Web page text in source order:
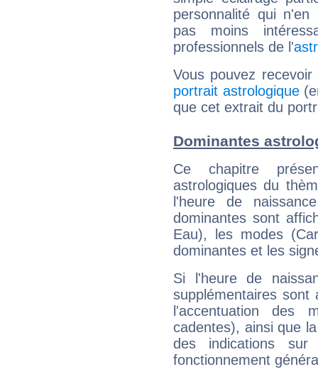
personnalité qui n'en
pas moins
professionnels de l'
Vous pouvez
portrait astrologique
que cet extrait du
Dominantes
Ce chapitre
astrologiques du
l'heure de
dominantes sont
Eau), les modes
dominantes et les
Si l'heure de
supplémentaires sont
l'accentuation des
cadentes), ainsi que
des indications sur
fonctionnement